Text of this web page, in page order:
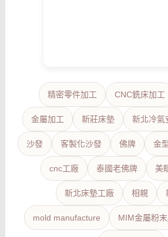
精密零件加工 CNC銑床加工
金屬加工 新莊床墊 新北冷氣
沙發 客製化沙發 佛牌 金
cnc工廠 泰國老佛牌 美
新北床墊工廠 相親
mold manufacture MIM金屬粉